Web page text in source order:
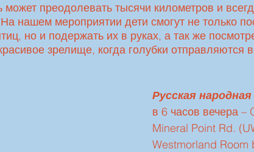
может преодолевать тысячи километров и
нашем мероприятии дети смогут не только
но и подержать их в руках, а так же
зрелище, когда голубки отправляются
Русская народная
в 6 часов вечера –
Mineral Point Rd.
Westmorland Room